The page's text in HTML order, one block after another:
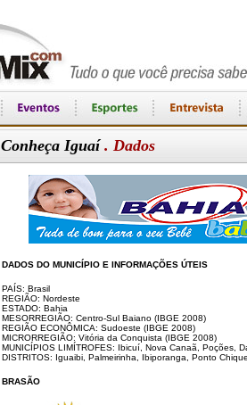
Conheça Iguaí. Dados
DADOS DO MUNICÍPIO E INFORMAÇÕES ÚTEIS
PAÍS: Brasil
REGIÃO: Nordeste
ESTADO: Bahia
MESORREGIÃO: Centro-Sul Baiano (IBGE 2008)
REGIÃO ECONÔMICA: Sudoeste (IBGE 2008)
MICRORREGIÃO: Vitória da Conquista (IBGE 2008)
MUNICÍPIOS LIMÍTROFES: Ibicuí, Nova Canaã, Poções,
DISTRITOS: Iguaibi, Palmeirinha, Ibiporanga, Ponto
BRASÃO